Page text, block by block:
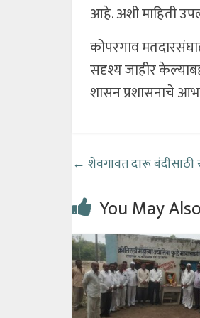
आहे. अशी माहिती
कोपरगाव
सदृश्य जाहीर
शासन प्रशासनाचे
← शेवगावत दारू बंदीसाठी
You May